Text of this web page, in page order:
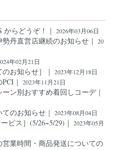
からどうぞ！｜ 2026年03月06日
丹直営店継続のお知らせ｜ 20
年02月21日
お知らせ］｜ 2023年12月18日
｜ 2023年11月21日
ン別おすすめ着回しコーデ｜
のお知らせ｜ 2023年08月04日
ビス］(5/26~5/29)｜ 2023年05月
業時間・商品発送についての